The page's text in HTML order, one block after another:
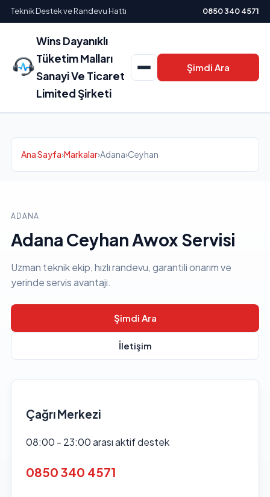
Teknik Destek ve Randevu Hattı 0850 340 4571
Wins Dayanıklı
Tüketim Malları
Sanayi Ve Ticaret
Limited Şirketi
Şimdi Ara
Ana Sayfa›Markalar›Adana›Ceyhan
ADANA
Adana Ceyhan Awox Servisi
Uzman teknik ekip, hızlı randevu, garantili onarım ve
yerinde servis avantajı.
Şimdi Ara
İletişim
Çağrı Merkezi
08:00 - 23:00 arası aktif destek
0850 340 4571